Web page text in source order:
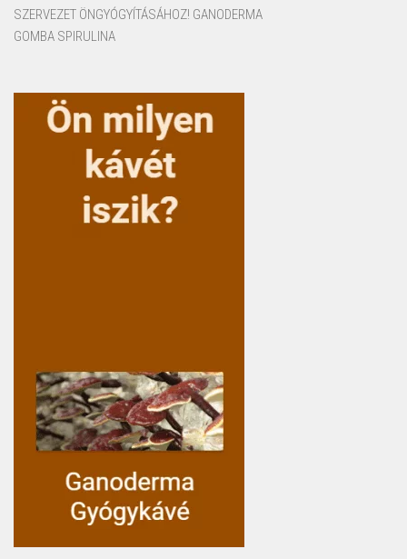
SZERVEZET ÖNGYÓGYÍTÁSÁHOZ! GANODERMA
GOMBA SPIRULINA